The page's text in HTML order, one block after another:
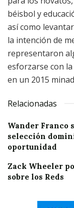
béisbol y
así como
la intención de
representaron
esforzarse con
en un 2015
Relacionadas
Wander Franco
selección
oportunidad
Zack Wheeler
sobre los Reds